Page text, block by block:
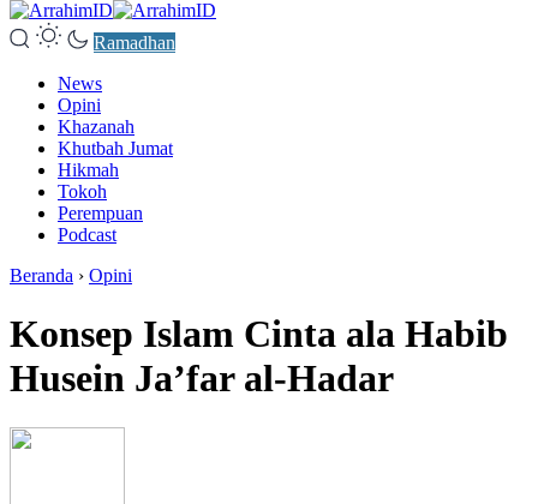
Ramadhan
News
Opini
Khazanah
Khutbah Jumat
Hikmah
Tokoh
Perempuan
Podcast
Beranda › Opini
Konsep Islam Cinta ala Habib
Husein Ja’far al-Hadar